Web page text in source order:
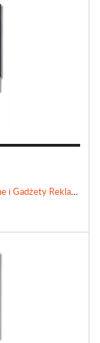
Agencja Reklamowa "Gadżet PL" I Studio Graficzne i Gadżety Reklamowe